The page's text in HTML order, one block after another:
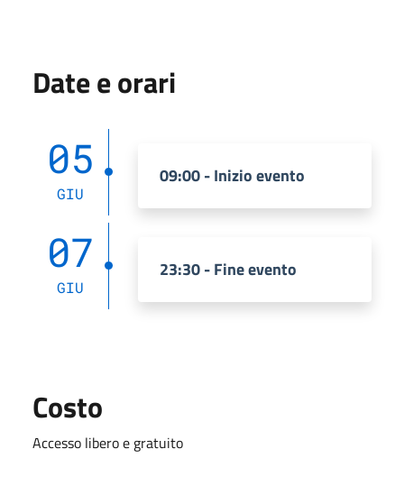
Date e orari
05
GIU
09:00 - Inizio evento
07
GIU
23:30 - Fine evento
Costo
Accesso libero e gratuito